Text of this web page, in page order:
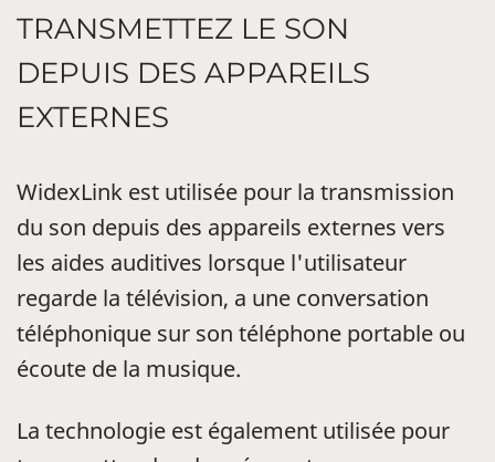
TRANSMETTEZ LE SON
DEPUIS DES APPAREILS
EXTERNES
WidexLink est utilisée pour la transmission
du son depuis des appareils externes vers
les aides auditives lorsque l'utilisateur
regarde la télévision, a une conversation
téléphonique sur son téléphone portable ou
écoute de la musique.
La technologie est également utilisée pour